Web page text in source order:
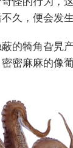
久，便会发
的犄角旮旯
密麻麻的像